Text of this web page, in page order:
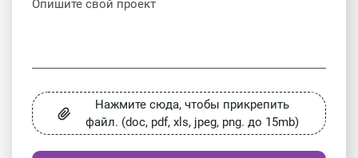
Нажмите сюда, чтобы прикрепить
файл. (doc, pdf, xls, jpeg, png. до 15mb)